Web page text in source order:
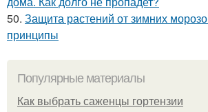
50. Защита растений от зимних
принципы
Популярные материалы
Как выбрать саженцы гортензии